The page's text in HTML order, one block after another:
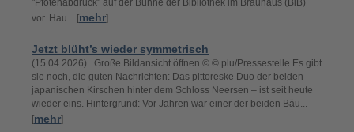
"Pfotenabdruck" auf der Bühne der Bibliothek im Brauhaus (BiB)
vor. Hau... [mehr]
Jetzt blüht’s wieder symmetrisch
(15.04.2026) Große Bildansicht öffnen © © plu/Pressestelle Es gibt
sie noch, die guten Nachrichten: Das pittoreske Duo der beiden
japanischen Kirschen hinter dem Schloss Neersen – ist seit heute
wieder eins. Hintergrund: Vor Jahren war einer der beiden Bäu...
[mehr]